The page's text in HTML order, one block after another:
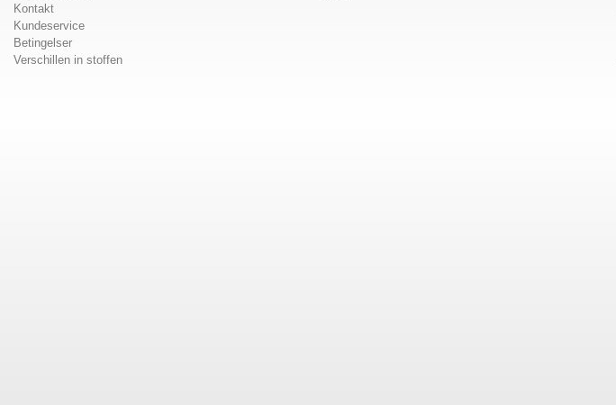
Kontakt
Kundeservice
Betingelser
Verschillen in stoffen